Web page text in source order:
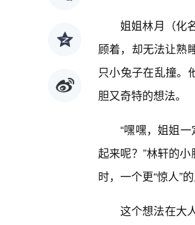
姐姐林月（化
顾着，却无法让熟
只小兔子在乱撞。
胆又奇特的想法。
“嘿嘿，姐姐
起来呢？”林轩的
时，一个更“惊人”
这个想法在大